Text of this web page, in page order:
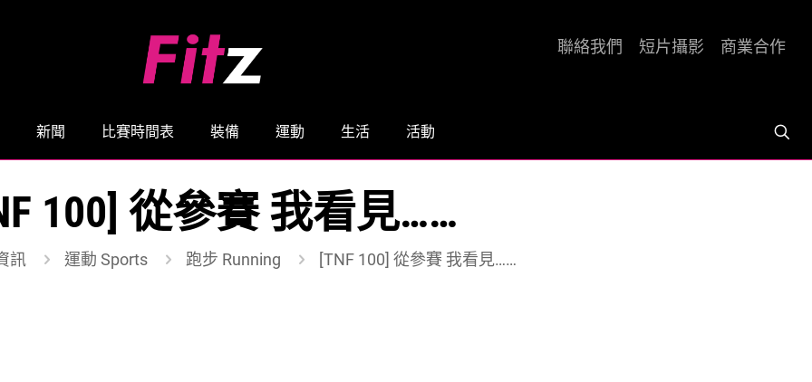
新聞 比賽時間表 裝備 運動 生活 活動
聯絡我們 短片攝影 商業合作
100] 從參賽 我看見……
訊 運動 Sports 跑步 Running [TNF 100] 從參賽 我看見……